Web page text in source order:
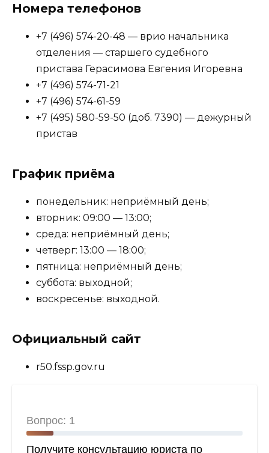
Номера телефонов
+7 (496) 574-20-48 — врио начальника
отделения — старшего судебного
пристава Герасимова Евгения Игоревна
+7 (496) 574-71-21
+7 (496) 574-61-59
+7 (495) 580-59-50 (доб. 7390) — дежурный
пристав
График приёма
понедельник: неприёмный день;
вторник: 09:00 — 13:00;
среда: неприёмный день;
четверг: 13:00 — 18:00;
пятница: неприёмный день;
суббота: выходной;
воскресенье: выходной.
Официальный сайт
r50.fssp.gov.ru